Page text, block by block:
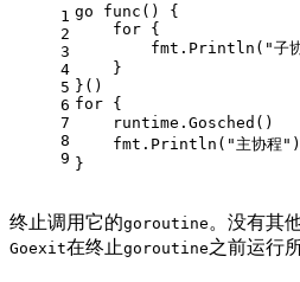
1
2
3
4
5
6
7
8
9
go func() {
    for {
fmt.Println("子
    }
}()
for {
    fmt.Println("主协程")
}
终止调用它的goroutine 。没有其
Goexit在终止goroutine之前运行